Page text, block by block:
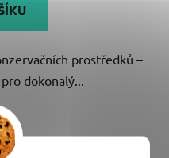
prostředků –
dokonalý...